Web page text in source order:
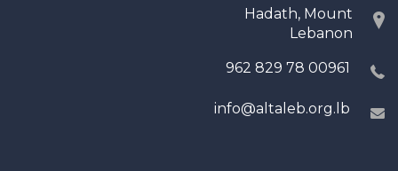
Hadath, Mount
Lebanon
00961 78 829 962
info@altaleb.org.lb